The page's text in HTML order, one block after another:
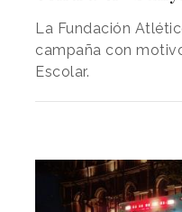
La Fundación
campaña con
Escolar.